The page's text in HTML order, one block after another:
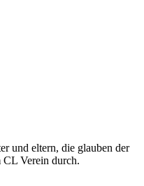
und eltern, die glauben der
CL Verein durch.